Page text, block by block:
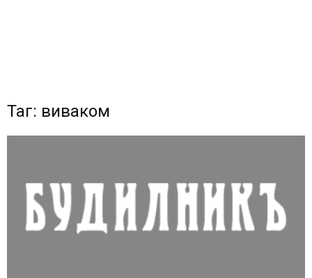
Таг: виваком